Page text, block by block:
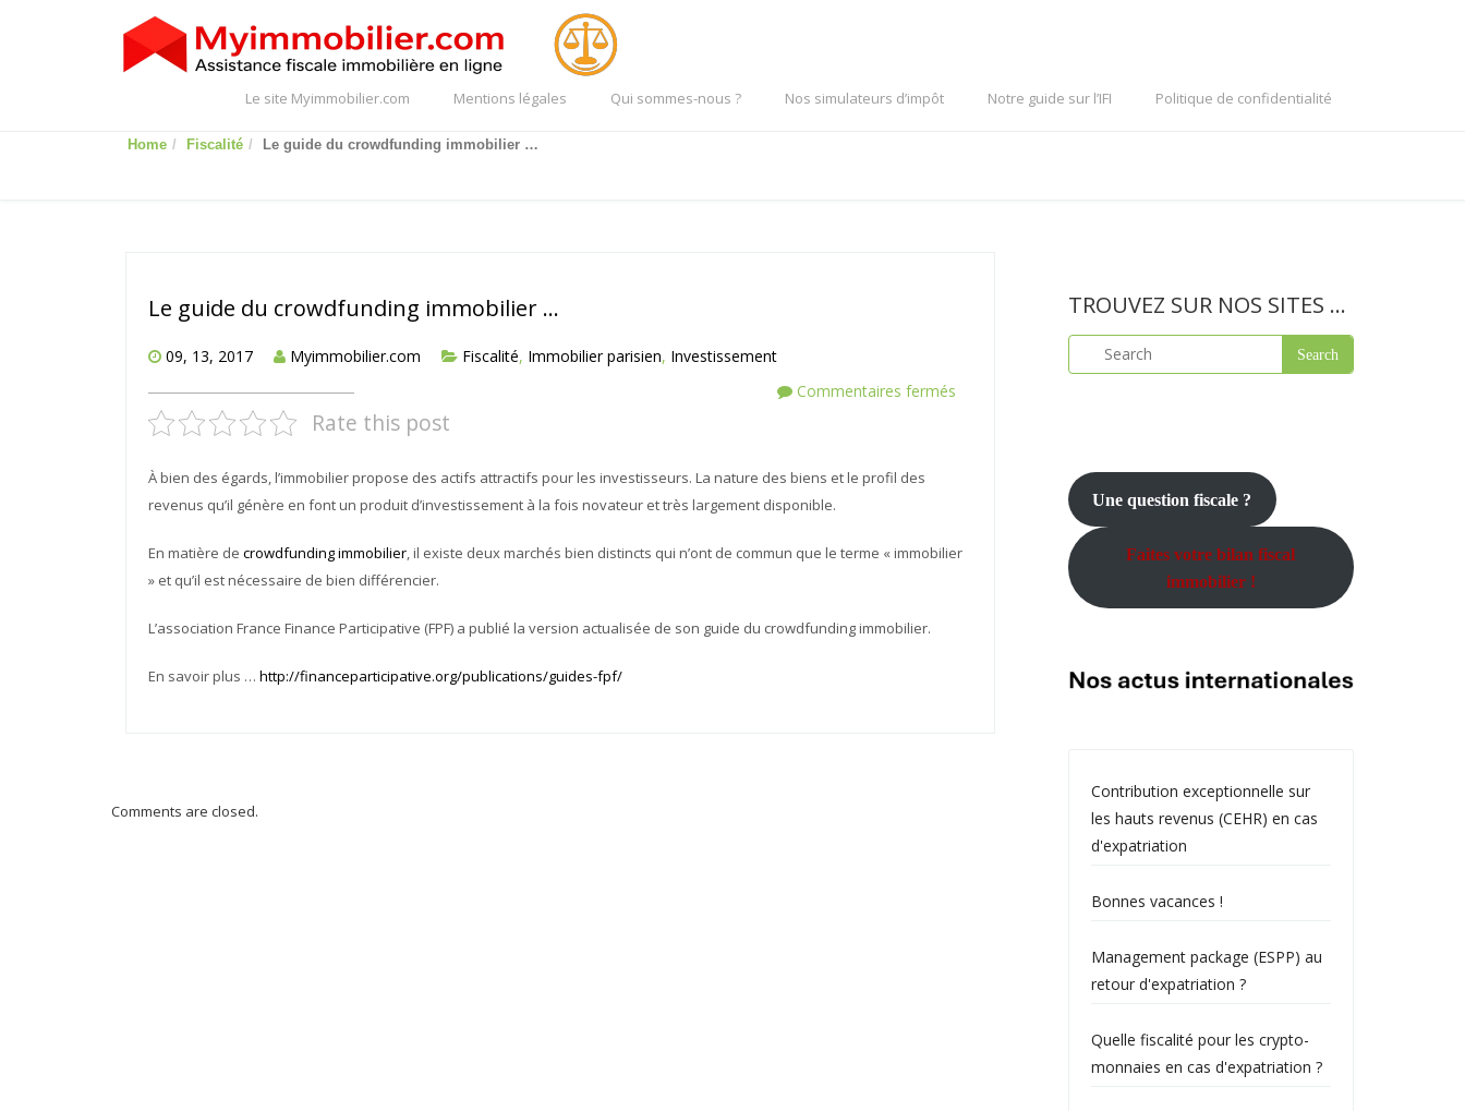
Le site Myimmobilier.com Mentions légales Qui sommes-nous ? Nos simulateurs d’impôt Notre guide sur l’IFI Politique de confidentialité
Home Fiscalité Le guide du crowdfunding immobilier …
Le guide du crowdfunding immobilier …
09, 13, 2017 Myimmobilier.com Fiscalité, Immobilier parisien, Investissement
Commentaires fermés
Rate this post
À bien des égards, l’immobilier propose des actifs attractifs pour les investisseurs. La nature des biens et le profil des
revenus qu’il génère en font un produit d’investissement à la fois novateur et très largement disponible.
En matière de crowdfunding immobilier, il existe deux marchés bien distincts qui n’ont de commun que le terme « immobilier
» et qu’il est nécessaire de bien différencier.
L’association France Finance Participative (FPF) a publié la version actualisée de son guide du crowdfunding immobilier.
En savoir plus … http://financeparticipative.org/publications/guides-fpf/
Comments are closed.
TROUVEZ SUR NOS SITES …
Une question fiscale ?
Faites votre bilan fiscal
immobilier !
Contribution exceptionnelle sur
les hauts revenus (CEHR) en cas
d'expatriation
Bonnes vacances !
Management package (ESPP) au
retour d'expatriation ?
Quelle fiscalité pour les crypto-
monnaies en cas d'expatriation ?